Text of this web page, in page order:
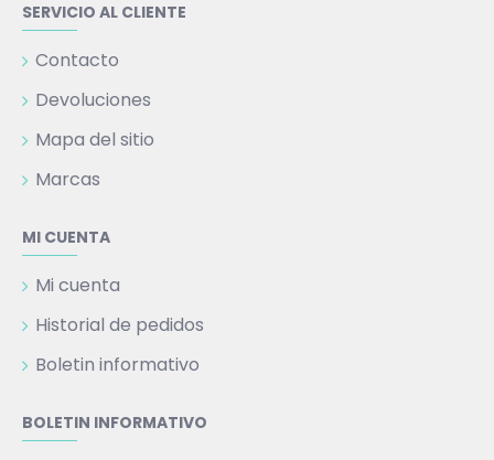
SERVICIO AL CLIENTE
Contacto
Devoluciones
Mapa del sitio
Marcas
MI CUENTA
Mi cuenta
Historial de pedidos
Boletin informativo
BOLETIN INFORMATIVO